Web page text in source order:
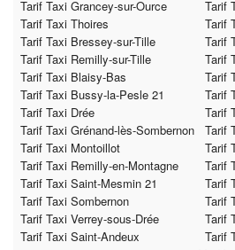
Tarif Taxi Grancey-sur-Ource
Tarif
Tarif Taxi Thoires
Tarif
Tarif Taxi Bressey-sur-Tille
Tarif
Tarif Taxi Remilly-sur-Tille
Tarif
Tarif Taxi Blaisy-Bas
Tarif
Tarif Taxi Bussy-la-Pesle 21
Tarif
Tarif Taxi Drée
Tarif
Tarif Taxi Grénand-lès-Sombernon
Tarif
Tarif Taxi Montoillot
Tarif
Tarif Taxi Remilly-en-Montagne
Tarif
Tarif Taxi Saint-Mesmin 21
Tarif
Tarif Taxi Sombernon
Tarif
Tarif Taxi Verrey-sous-Drée
Tarif
Tarif Taxi Saint-Andeux
Tarif